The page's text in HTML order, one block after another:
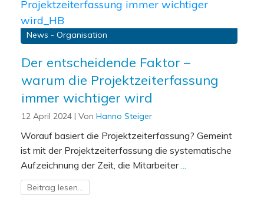
News - Organisation
Der entscheidende Faktor –
warum die Projektzeiterfassung
immer wichtiger wird
12 April 2024 | Von Hanno Steiger
Worauf basiert die Projektzeiterfassung? Gemeint
ist mit der Projektzeiterfassung die systematische
Aufzeichnung der Zeit, die Mitarbeiter...
Beitrag lesen...